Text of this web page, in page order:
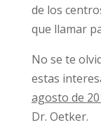
de los
que llamar
No se te
estas
agosto de
Dr. Oetker.